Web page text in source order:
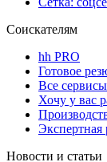
Соискателям
hh PRO
Готовое
Все сервисы
Хочу у вас
Экспертная
Новости и статьи